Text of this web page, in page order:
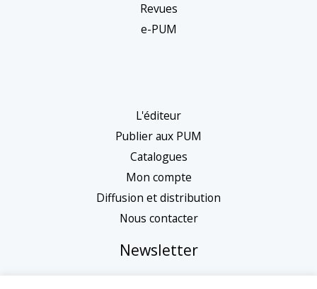
Revues
e-PUM
L'éditeur
Publier aux PUM
Catalogues
Mon compte
Diffusion et distribution
Nous contacter
Newsletter